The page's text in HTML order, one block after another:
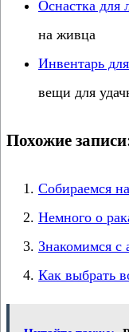
Оснастка для
на живца
Инвентарь
вещи для
Похожие
Собираемся
Немного о
Знакомимся
Как выбрать